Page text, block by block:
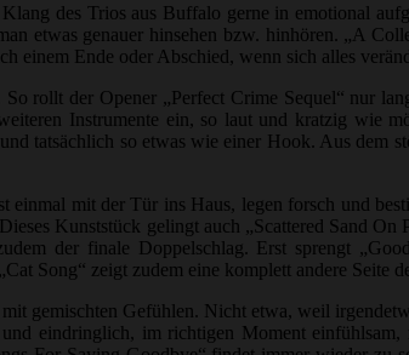
des Trios aus Buffalo gerne in emotional
etwas genauer hinsehen bzw. hinhören. „A
einem Ende oder Abschied, wenn sich alles
rollt der Opener „Perfect Crime Sequel“ nur
Instrumente ein, so laut und kratzig wie
tatsächlich so etwas wie einer Hook. Aus dem
mit der Tür ins Haus, legen forsch und
Kunststück gelingt auch „Scattered Sand On
der finale Doppelschlag. Erst sprengt
Song“ zeigt zudem eine komplett andere Seite
gemischten Gefühlen. Nicht etwa, weil
eindringlich, im richtigen Moment